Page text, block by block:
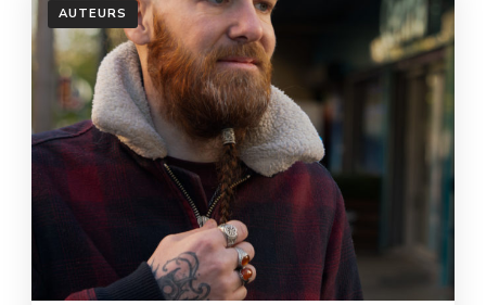
AUTEURS